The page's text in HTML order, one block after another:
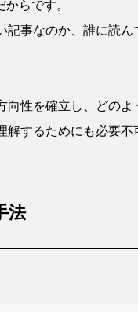
らです。
事なのか、誰に読
性を確立し、どのよ
するためにも必要不
法